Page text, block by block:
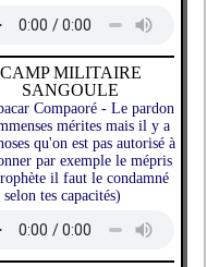
CAMP MILITAIRE
SANGOULE
Compaoré - Le pardon
mérites mais il y a
qu'on est pas autorisé à
par exemple le mépris
il faut le condamné
selon tes capacités)